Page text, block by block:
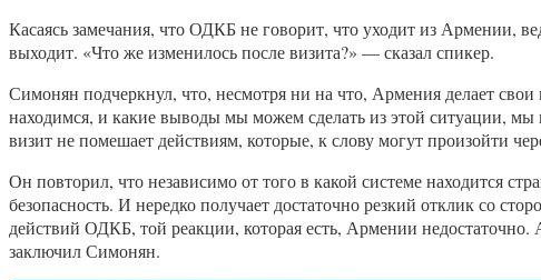
Касаясь замечания, что ОДКБ не говорит, что уходит из Армении,
выходит. «Что же изменилось после визита?» — сказал спикер.
Симонян подчеркнул, что, несмотря ни на что, Армения делает
находимся, и какие выводы мы можем сделать из этой ситуации,
визит не помешает действиям, которые, к слову могут произойти
Он повторил, что независимо от того в какой системе находится
безопасность. И нередко получает достаточно резкий отклик со
действий ОДКБ, той реакции, которая есть, Армении
заключил Симонян.